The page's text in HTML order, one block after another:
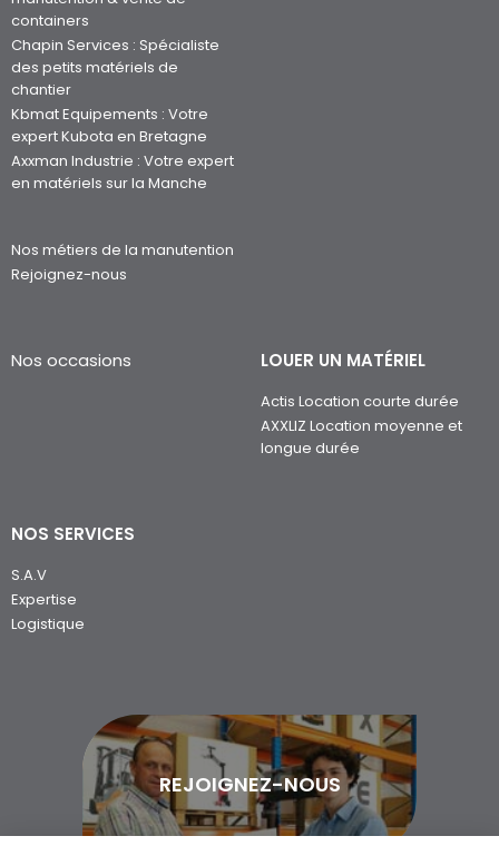
Chapin Services : Spécialiste
des petits matériels de
chantier
Kbmat Equipements : Votre
Axxman Industrie : Votre expert
en matériels sur la Manche
Rejoignez-nous
Actis Location courte durée
AXXLIZ Location moyenne et
S.A.V
Expertise
Logistique
REJOIGNEZ-NOUS